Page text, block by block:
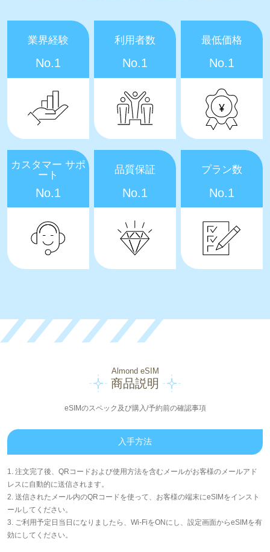
業界経験
No.1
利用者数
No.1
最低価格
No.1
カスタマー サポ
ート
No.1
品質保証
No.1
プラン数
No.1
Almond eSIM
商品説明
eSIMのスペック及び購入/予約前の確認事項
入手方法
1. 注文完了後、QRコードおよび使用方法を含むメールがお客様のメールアド
レスに自動的に送信されます。
2. 送信されたメール内のQRコードを使って、お客様の端末にeSIMをインスト
ールしてください。
3. ご利用予定日当日になりましたら、Wi-FiをONにし、設定画面からeSIMを有
効にしてください。